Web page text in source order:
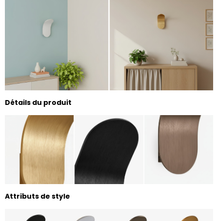
Détails du produit
Attributs de style